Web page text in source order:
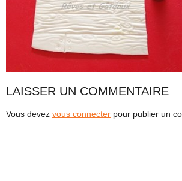
LAISSER UN COMMENTAIRE
Vous devez vous connecter pour publier un